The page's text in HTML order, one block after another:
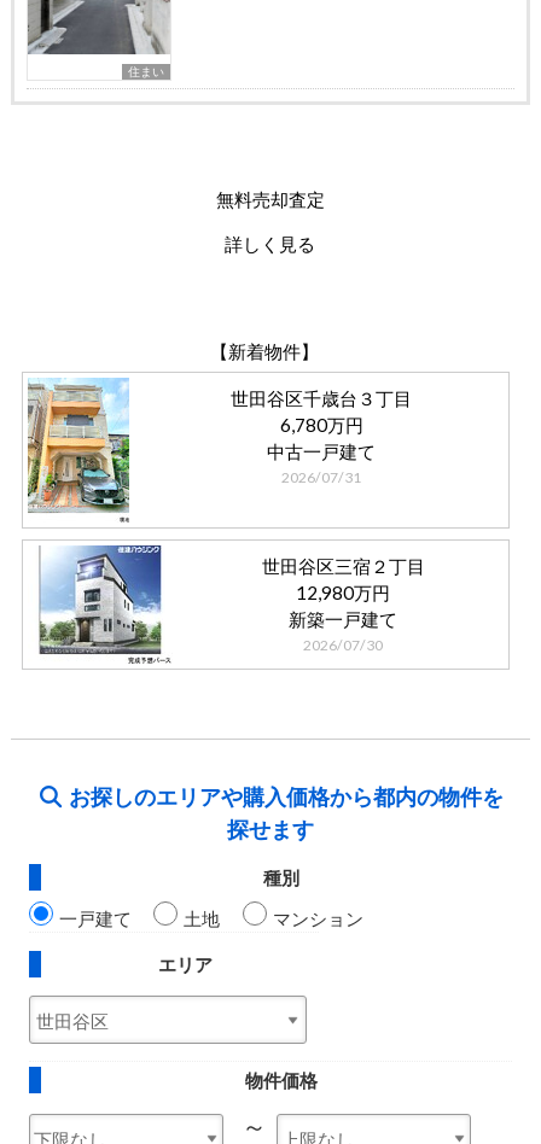
住まい
無料売却査定
詳しく見る
【新着物件】
世田谷区千歳台３丁目
6,780万円
中古一戸建て
2026/07/31
世田谷区三宿２丁目
12,980万円
新築一戸建て
2026/07/30
お探しのエリアや購入価格から都内の物件を
探せます
種別
一戸建て
土地 マンション
エリア
物件価格
～